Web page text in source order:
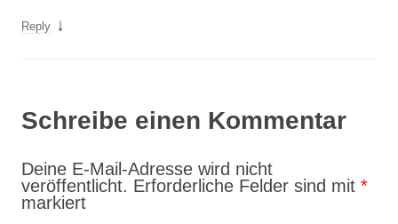
Reply ↓
Schreibe einen Kommentar
Deine E-Mail-Adresse wird nicht
veröffentlicht. Erforderliche Felder sind mit *
markiert